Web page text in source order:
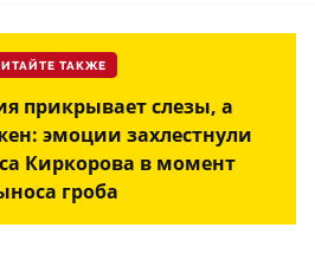
ТАКЖЕ
прикрывает слезы, а
эмоции захлестнули
Киркорова в момент
гроба